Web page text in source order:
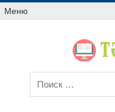
Меню